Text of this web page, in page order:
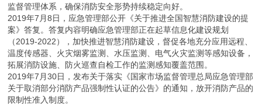
监督管理体系，确保消防安全形势持续稳定向好。
2019年7月8日，应急管理部公开《关于推进全国智慧消防建设的提
案》答复。答复内容明确应急管理部正在起草信息化建设规划
（2019-2022），加快推进智慧消防建设，督促各地充分应用远程、
温度传感器、火灾烟雾监测、水压监测、电气火灾监测等感知设备，
拓展消防设施、防火巡查自检工作的监测感知覆盖范围。
2019年7月30日，发布关于落实《国家市场监督管理总局应急管理部
关于取消部分消防产品强制性认证的公告》的通知，放开消防产品的
限制性准入制度。